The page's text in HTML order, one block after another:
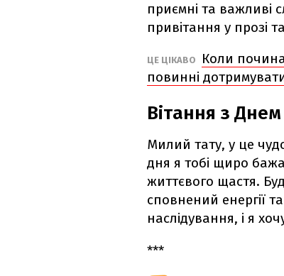
приємні та важливі
привітання у прозі
ЦЕ ЦІКАВО
Коли
повинні
Вітання з
Милий тату, у це
дня я тобі щиро
життєвого щастя.
сповнений енергії
наслідування, і я
***